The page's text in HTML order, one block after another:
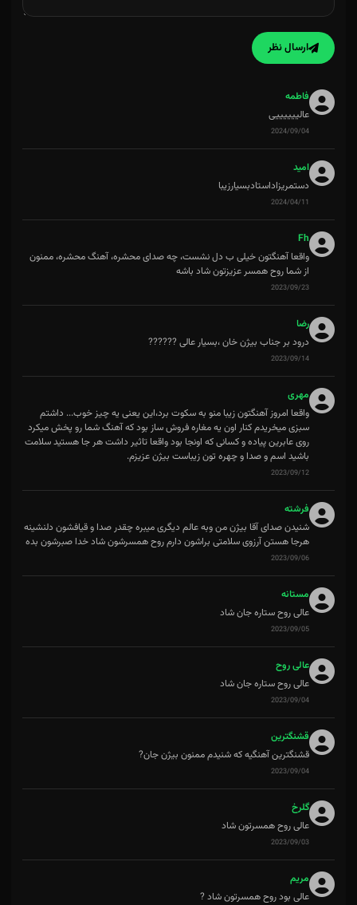
ارسال نظر
فاطمه
عالییییییی
2024/09/04
امید
دستمریزاداستادبسیارزیبا
2024/04/11
Fh
واقعا آهنگتون خیلی ب دل نشست، چه صدای محشره، آهنگ محشره، ممنون
از شما روح همسر عزیزتون شاد باشه
2023/09/23
رضا
درود بر جناب بیژن خان ،بسیار عالی ??????
2023/09/14
مهری
واقعا امروز آهنگتون زیبا منو به سکوت برد،این یعنی یه چیز خوب... داشتم
سبزی میخریدم کنار اون یه مغاره فروش ساز بود که آهنگ شما رو پخش میکرد
روی عابرین پیاده و کسانی که اونجا بود واقعا تاثیر داشت هر جا هستید سلامت
باشید اسم و صدا و چهره تون زیباست بیژن عزیزم.
2023/09/12
فرشته
شنیدن صدای آقا بیژن من وبه عالم دیگری میبره چقدر صدا و قیافشون دلنشینه
هرجا هستن آرزوی سلامتی براشون دارم روح همسرشون شاد خدا صبرشون بده
2023/09/06
مستانه
عالی روح ستاره جان شاد
2023/09/05
عالی روح
عالی روح ستاره جان شاد
2023/09/04
قشنگترین
قشنگترین آهنگیه که شنیدم ممنون بیژن جان?
2023/09/04
گلرخ
عالی روح همسرتون شاد
2023/09/03
مریم
عالی بود روح همسرتون شاد ?